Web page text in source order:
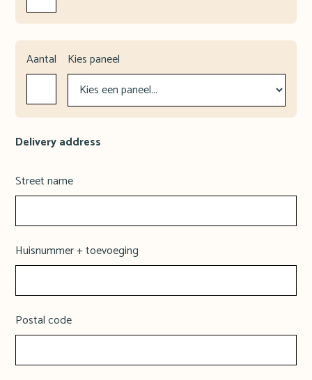
Aantal Kies paneel
Delivery address
Street name
Huisnummer + toevoeging
Postal code